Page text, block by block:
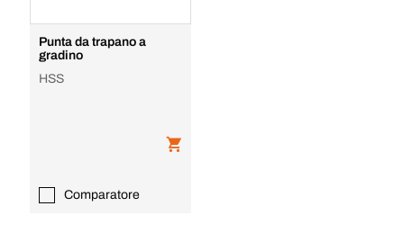
Punta da trapano a
gradino
HSS
Comparatore